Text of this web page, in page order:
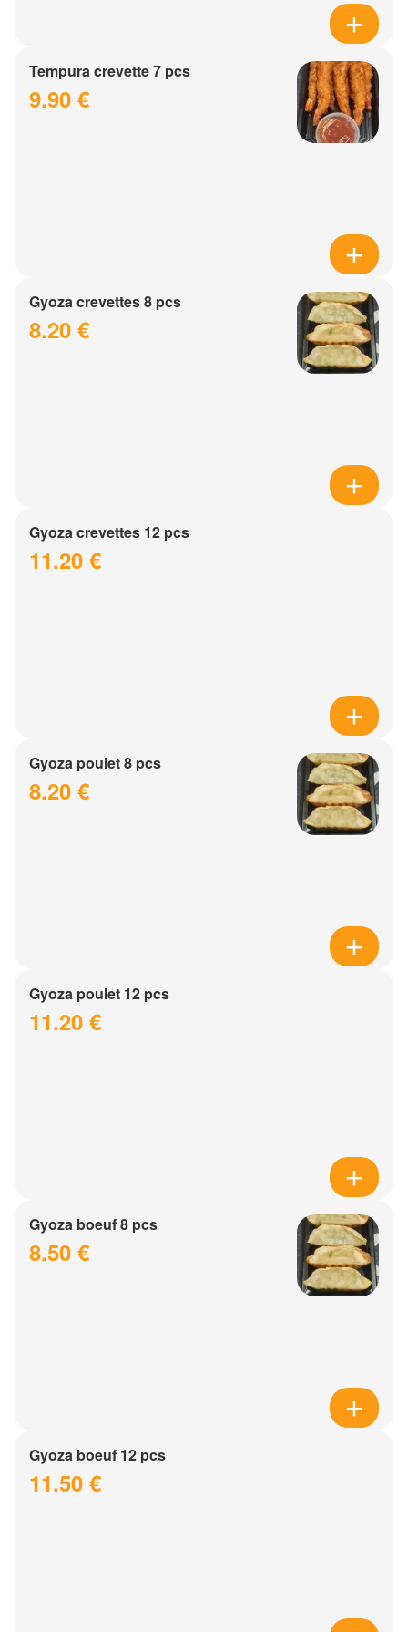
Tempura crevette 7 pcs
9.90 €
Gyoza crevettes 8 pcs
8.20 €
Gyoza crevettes 12 pcs
11.20 €
Gyoza poulet 8 pcs
8.20 €
Gyoza poulet 12 pcs
11.20 €
Gyoza boeuf 8 pcs
8.50 €
Gyoza boeuf 12 pcs
11.50 €